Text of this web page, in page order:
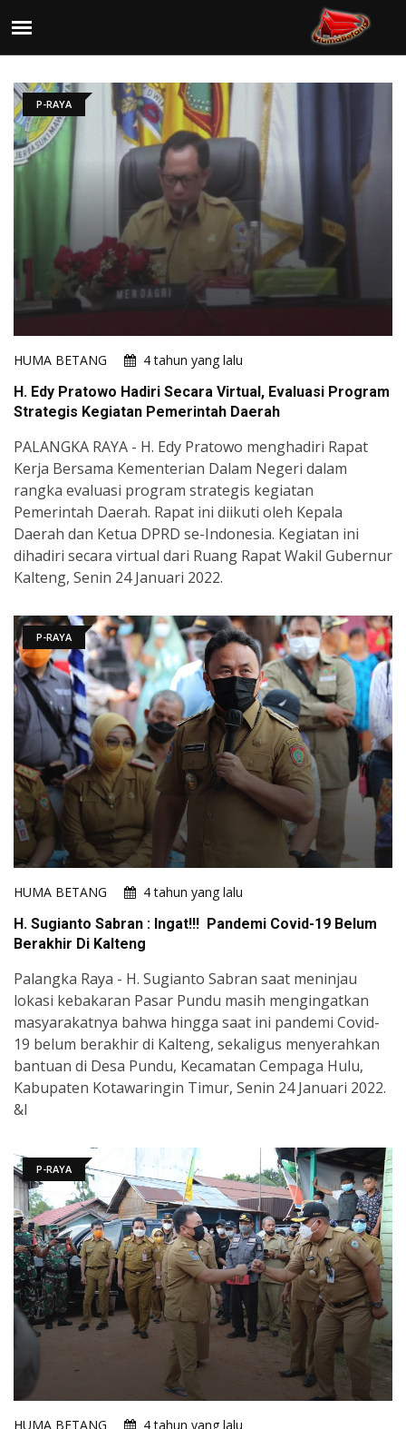
P-RAYA
HUMA BETANG
4 tahun yang lalu
H. Edy Pratowo Hadiri Secara Virtual, Evaluasi Program
Strategis Kegiatan Pemerintah Daerah
PALANGKA RAYA - H. Edy Pratowo menghadiri Rapat
Kerja Bersama Kementerian Dalam Negeri dalam
rangka evaluasi program strategis kegiatan
Pemerintah Daerah. Rapat ini diikuti oleh Kepala
Daerah dan Ketua DPRD se-Indonesia. Kegiatan ini
dihadiri secara virtual dari Ruang Rapat Wakil Gubernur
Kalteng, Senin 24 Januari 2022.
P-RAYA
HUMA BETANG
4 tahun yang lalu
H. Sugianto Sabran : Ingat!!! Pandemi Covid-19 Belum
Berakhir Di Kalteng
Palangka Raya - H. Sugianto Sabran saat meninjau
lokasi kebakaran Pasar Pundu masih mengingatkan
masyarakatnya bahwa hingga saat ini pandemi Covid-
19 belum berakhir di Kalteng, sekaligus menyerahkan
bantuan di Desa Pundu, Kecamatan Cempaga Hulu,
Kabupaten Kotawaringin Timur, Senin 24 Januari 2022.
&l
P-RAYA
HUMA BETANG
4 tahun yang lalu